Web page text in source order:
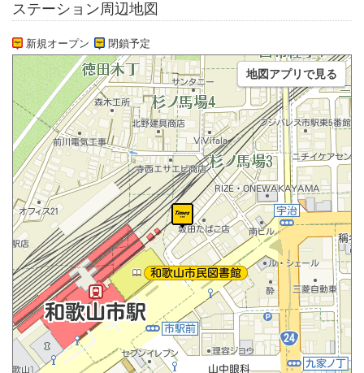
ステーション周辺地図
新規オープン 閉鎖予定
地図アプリで見る